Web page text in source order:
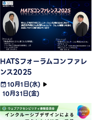
HATSフォーラムコンファレ
ンス2025
10月1日(水)
10月31日(金)